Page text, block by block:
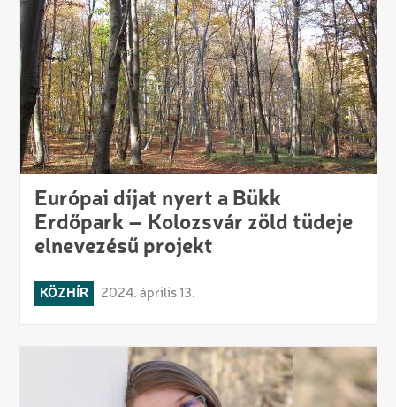
Európai díjat nyert a Bükk
Erdőpark – Kolozsvár zöld tüdeje
elnevezésű projekt
KÖZHÍR 2024. április 13.